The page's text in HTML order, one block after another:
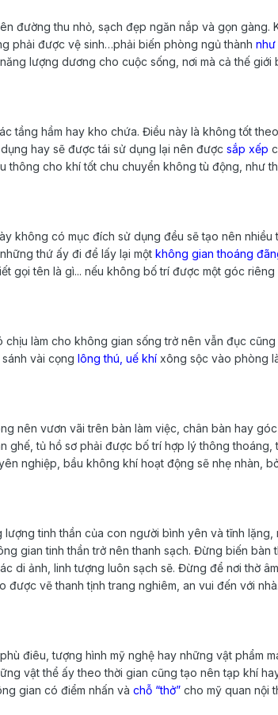
đường thu nhỏ, sạch đẹp ngăn nắp và gọn
phải được vệ sinh…phải biến phòng ngủ thành như
lượng dương cho cuộc sống, nơi mà cả thế giới
tầng hầm hay kho chứa. Điều này là không tốt
hay sẽ được tái sử dụng lại nên được sắp xếp
thông cho khí tốt chu chuyển không tù động, như
không có mục đích sử dụng đều sẽ tạo nên
thứ ấy đi để lấy lại một không gian thoáng
gọi tên là gì... nếu không bố trí được một góc
làm cho không gian sống trở nên vẫn đục
vài cọng lông thú, uế khí xông sộc vào phòng
nên vươn vãi trên bàn làm việc, chân bàn hay
ghế, tủ hồ sơ phải được bố trí hợp lý thông
nghiệp, bầu không khí hoạt động sẽ nhẹ nhàn,
tinh thần của con người bình yên và tĩnh
gian tinh thần trở nên thanh sạch. Đừng biến
di ảnh, linh tượng luôn sạch sẽ. Đừng để nơi thờ
được vẽ thanh tịnh trang nghiêm, an vui đến với nhà.
điêu, tượng hình mỹ nghệ hay những vật phẩm
vật thể ấy theo thời gian cũng tạo nên tạp khí
gian có điểm nhấn và chỗ “thở” cho mỹ quan nội